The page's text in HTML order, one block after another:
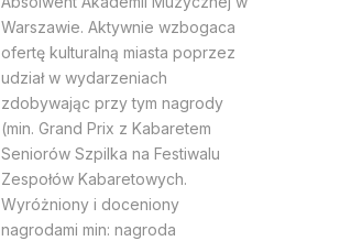
Warszawie. Aktywnie wzbogaca
ofertę kulturalną miasta poprzez
udział w wydarzeniach
zdobywając przy tym nagrody
(min. Grand Prix z Kabaretem
Seniorów Szpilka na Festiwalu
Zespołów Kabaretowych.
Wyróżniony i doceniony
nagrodami min: nagroda